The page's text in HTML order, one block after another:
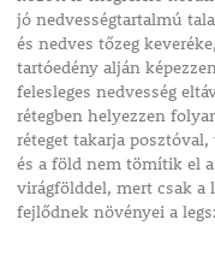
jó nedvességtartalmú
és nedves tőzeg
tartóedény alján
felesleges nedvesség
rétegben helyezzen
réteget takarja
és a föld nem tömítik el
virágfölddel, mert csak a
fejlődnek növényei a